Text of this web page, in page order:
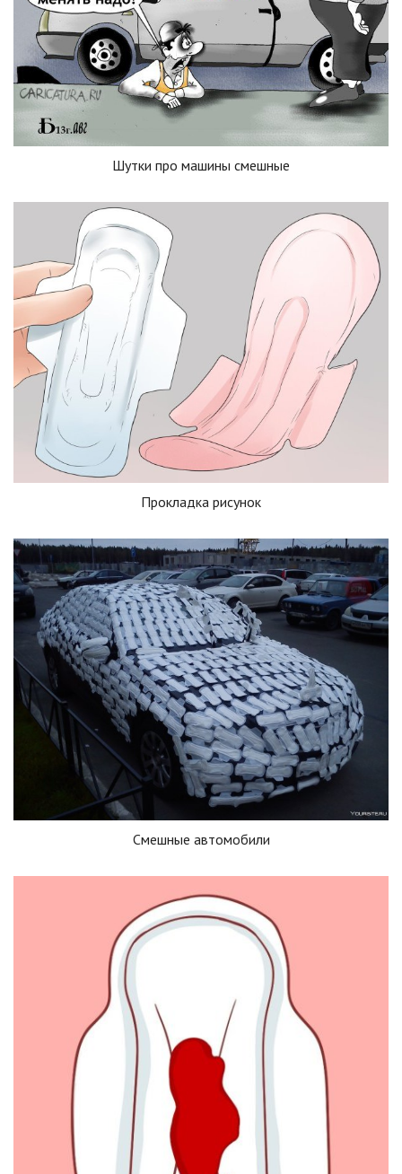
Шутки про машины смешные
Прокладка рисунок
Смешные автомобили